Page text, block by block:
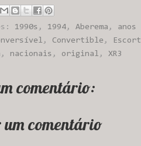
1990s , 1994 , Aberema , anos
, Convertible ,
Escort
, nacionais , original , XR3
comentário:
um comentário